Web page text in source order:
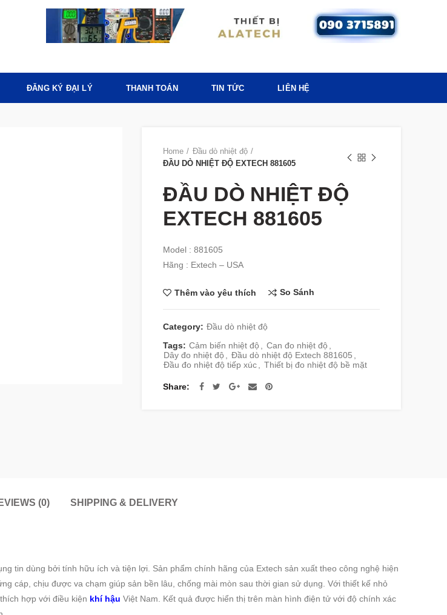
ĐĂNG KÝ ĐẠI LÝ THANH TOÁN TIN TỨC LIÊN HỆ
Home
Đầu dò nhiệt độ
ĐẦU DÒ NHIỆT ĐỘ EXTECH 881605
ĐẦU DÒ NHIỆT ĐỘ
EXTECH 881605
Model : 881605
Hãng : Extech – USA
Thêm vào yêu thích So Sánh
Category: Đầu dò nhiệt độ
Tags: Cảm biến nhiệt độ , Can đo nhiệt độ ,
Dây đo nhiệt độ , Đầu dò nhiệt độ Extech 881605 ,
Đầu đo nhiệt độ tiếp xúc , Thiết bị đo nhiệt độ bề mặt
Share
(0) SHIPPING & DELIVERY
tin dùng bởi tính hữu ích và tiện lợi. Sản phẩm chính hãng của Extech sản xuất theo công nghệ hiện
cáp, chịu được va chạm giúp sản bền lâu, chống mài mòn sau thời gian sử dụng. Với thiết kế nhỏ
hợp với điều kiện khí hậu Việt Nam. Kết quả được hiển thị trên màn hình điện tử với độ chính xác